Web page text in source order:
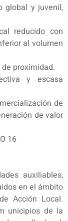
global y juvenil,
reducido con
al volumen
proximidad.
y escasa
de
de valor
16
auxiliables,
en el ámbito
Acción Local.
unicipios de la